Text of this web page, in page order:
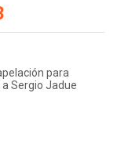
para
Sergio Jadue